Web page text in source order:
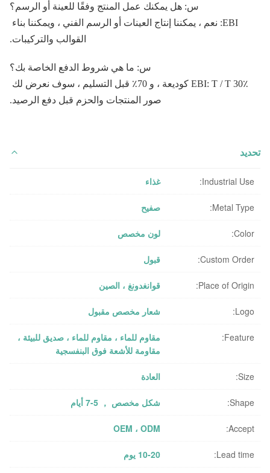
س: هل يمكنك عمل المنتج وفقًا للعينة أو الرسم؟
القوالب والتركيبات.
س: ما هي شروط الدفع الخاصة بك؟
صور المنتجات والحزم قبل دفع الرصيد.
تحديد
Industrial Use: غذاء
Metal Type: صفيح
Color: لون مخصص
Custom Order: قبول
Place of Origin: قوانغدونغ ، الصين
Logo: شعار مخصص مقبول
Feature:
مقاوم للماء ، مقاوم للماء ، صديق للبيئة ،
مقاومة للأشعة فوق البنفسجية
Size: العادة
Shape: شكل مخصص ， 5-7 أيام
Accept: OEM ، ODM
Lead time: 10-20 يوم